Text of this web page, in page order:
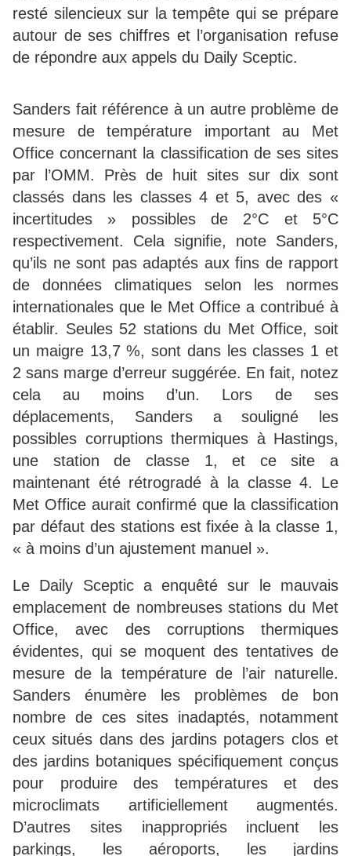
resté silencieux sur la tempête qui se prépare
autour de ses chiffres et l’organisation refuse
de répondre aux appels du Daily Sceptic.
Sanders fait référence à un autre problème de
mesure de température important au Met
Office concernant la classification de ses sites
par l’OMM. Près de huit sites sur dix sont
classés dans les classes 4 et 5, avec des «
incertitudes » possibles de 2°C et 5°C
respectivement. Cela signifie, note Sanders,
qu’ils ne sont pas adaptés aux fins de rapport
de données climatiques selon les normes
internationales que le Met Office a contribué à
établir. Seules 52 stations du Met Office, soit
un maigre 13,7 %, sont dans les classes 1 et
2 sans marge d’erreur suggérée. En fait, notez
cela au moins d’un. Lors de ses
déplacements, Sanders a souligné les
possibles corruptions thermiques à Hastings,
une station de classe 1, et ce site a
maintenant été rétrogradé à la classe 4. Le
Met Office aurait confirmé que la classification
par défaut des stations est fixée à la classe 1,
« à moins d’un ajustement manuel ».
Le Daily Sceptic a enquêté sur le mauvais
emplacement de nombreuses stations du Met
Office, avec des corruptions thermiques
évidentes, qui se moquent des tentatives de
mesure de la température de l’air naturelle.
Sanders énumère les problèmes de bon
nombre de ces sites inadaptés, notamment
ceux situés dans des jardins potagers clos et
des jardins botaniques spécifiquement conçus
pour produire des températures et des
microclimats artificiellement augmentés.
D’autres sites inappropriés incluent les
parkings, les aéroports, les jardins